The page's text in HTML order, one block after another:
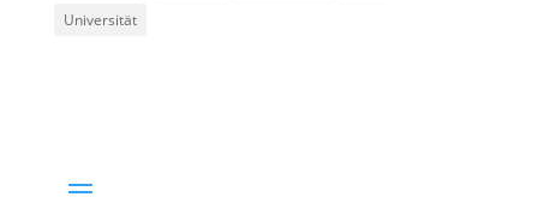
Universität